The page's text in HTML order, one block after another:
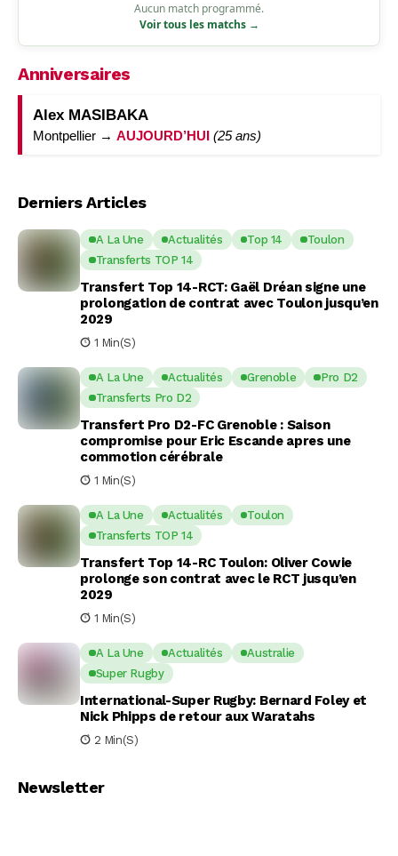
Aucun match programmé.
Voir tous les matchs →
Anniversaires
Alex MASIBAKA
Montpellier → AUJOURD’HUI (25 ans)
Derniers Articles
A La Une Actualités Top 14
Toulon
Transferts TOP 14
Transfert Top 14-RCT: Gaël Dréan signe une
prolongation de contrat avec Toulon jusqu’en
2029
1 Min(s)
A La Une Actualités Grenoble
Pro D2
Transferts Pro D2
Transfert Pro D2-FC Grenoble : Saison
compromise pour Eric Escande apres une
commotion cérébrale
1 Min(s)
A La Une Actualités
Toulon
Transferts TOP 14
Transfert Top 14-RC Toulon: Oliver Cowie
prolonge son contrat avec le RCT jusqu’en
2029
1 Min(s)
A La Une Actualités
Australie
Super Rugby
International-Super Rugby: Bernard Foley et
Nick Phipps de retour aux Waratahs
2 Min(s)
Newsletter